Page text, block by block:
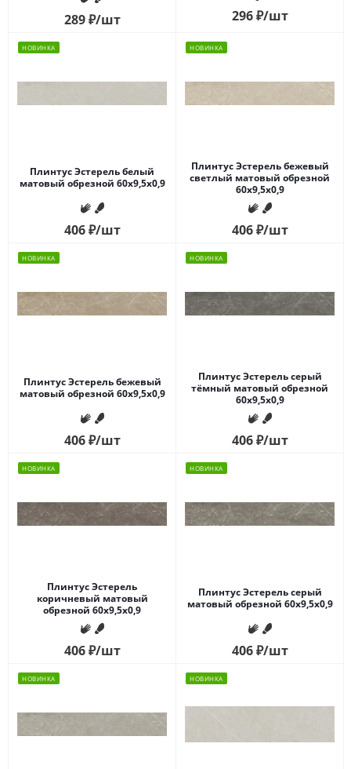
289₽/шт 296₽/шт
НОВИНКА
Плинтус Эстерель белый
матовый обрезной 60x9,5x0,9
406₽/шт
НОВИНКА
Плинтус Эстерель бежевый
светлый матовый обрезной
60x9,5x0,9
406₽/шт
НОВИНКА
Плинтус Эстерель бежевый
матовый обрезной 60x9,5x0,9
406₽/шт
НОВИНКА
Плинтус Эстерель серый
тёмный матовый обрезной
60x9,5x0,9
406₽/шт
НОВИНКА
Плинтус Эстерель
коричневый матовый
обрезной 60x9,5x0,9
406₽/шт
НОВИНКА
Плинтус Эстерель серый
матовый обрезной 60x9,5x0,9
406₽/шт
НОВИНКА НОВИНКА